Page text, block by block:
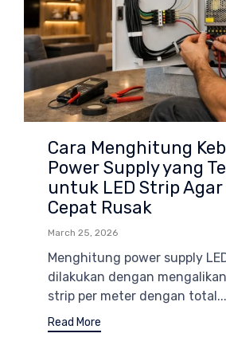
Cara Menghitung
Power Supply yang
untuk LED Strip
Cepat Rusak
March 25, 2026
Menghitung power supply
dilakukan dengan
strip per meter dengan total...
Read More